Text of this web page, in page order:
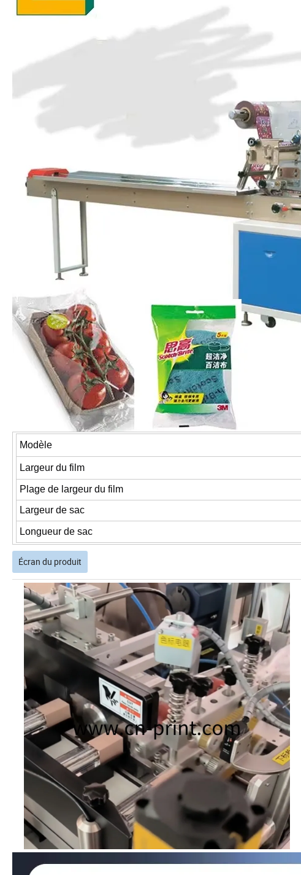
Modèle
Largeur du film
Plage de largeur du film
Largeur de sac
Longueur de sac
Écran du produit